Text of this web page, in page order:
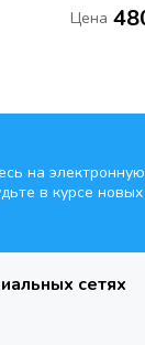
Цена
на
в курсе
сетях